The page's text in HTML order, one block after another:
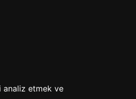
analiz etmek ve